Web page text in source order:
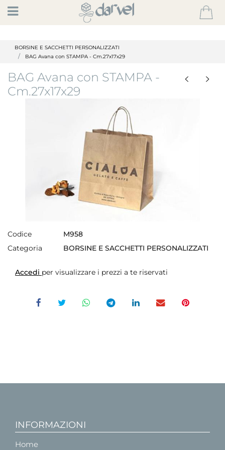
Open
BORSINE E SACCHETTI PERSONALIZZATI
BAG Avana con STAMPA - Cm.27x17x29
BAG Avana con STAMPA -
Cm.27x17x29
Codice
M958
Categoria
BORSINE E SACCHETTI PERSONALIZZATI
Accedi per visualizzare i prezzi a te riservati
INFORMAZIONI
Home